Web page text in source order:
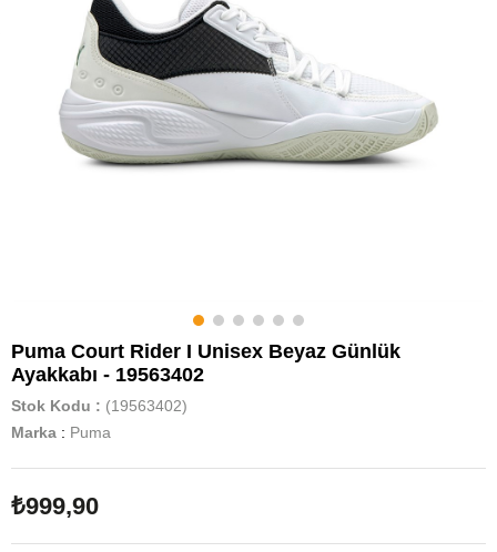
Puma Court Rider I Unisex Beyaz Günlük
Ayakkabı - 19563402
Stok Kodu
(19563402)
Marka : Puma
₺999,90